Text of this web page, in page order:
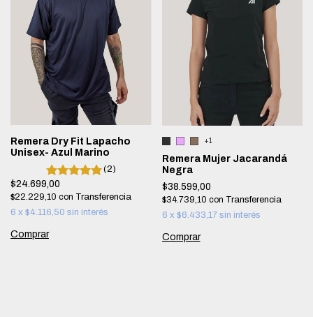
Remera Dry Fit Lapacho
Unisex- Azul Marino
(2)
$24.699,00
$22.229,10 con
6 x $4.116,50 sin interés
Comprar
+1
Remera Mujer Jacarandá
Negra
$38.599,00
$34.739,10 con
6 x $6.433,17 sin interés
Comprar